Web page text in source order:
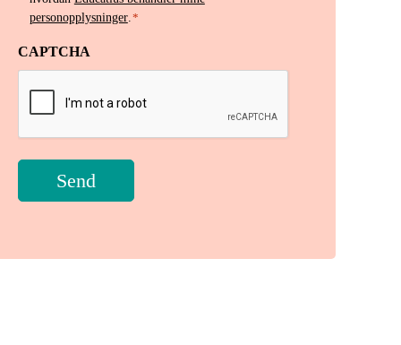
personopplysninger
*
personopplysninger.*
CAPTCHA